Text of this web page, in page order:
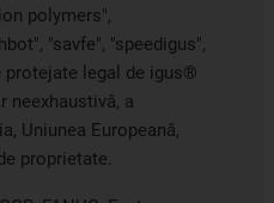
polymers",
"savfe", "speedigus",
protejate legal de igus®
neexhaustivă, a
Uniunea Europeană,
proprietate.